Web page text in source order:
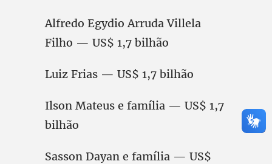
Alfredo Egydio Arruda Villela
Filho — US$ 1,7 bilhão
Luiz Frias — US$ 1,7 bilhão
Ilson Mateus e família — US$ 1,7
bilhão
Sasson Dayan e família — US$